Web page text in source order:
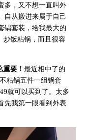
多，又不想一直叫外
自从搬进来属于自己
锅套装，给我最大的
炒饭粘锅，而且很容
要！ 最近相中了的
粘锅五件一组锅套
就可以买到了。太多
先我第一眼看到外表